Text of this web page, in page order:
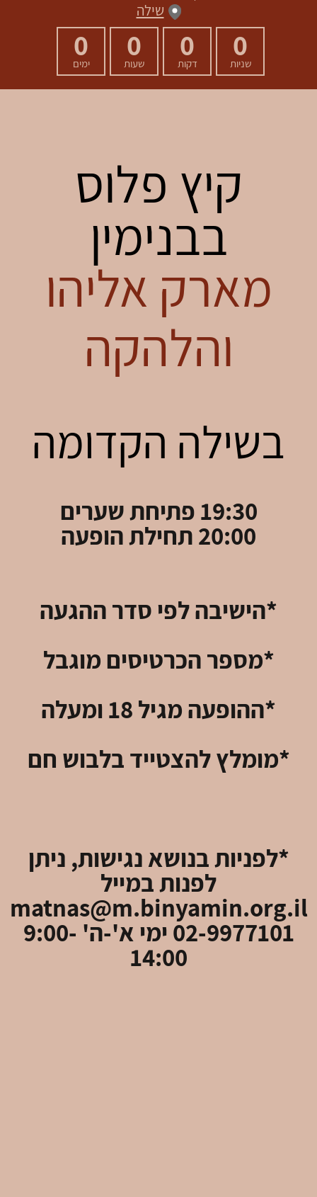
שילה
0
שניות
0
דקות
0
שעות
0
ימים
קיץ פלוס
בבנימין
מארק אליהו
והלהקה
בשילה הקדומה
19:30 פתיחת שערים
20:00 תחילת הופעה
*הישיבה לפי סדר ההגעה
*מספר הכרטיסים מוגבל
*ההופעה מגיל 18 ומעלה
*מומלץ להצטייד בלבוש חם
*לפניות בנושא נגישות, ניתן
לפנות במייל
matnas@m.binyamin.org.il
02-9977101 ימי א'-ה' 9:00-
14:00